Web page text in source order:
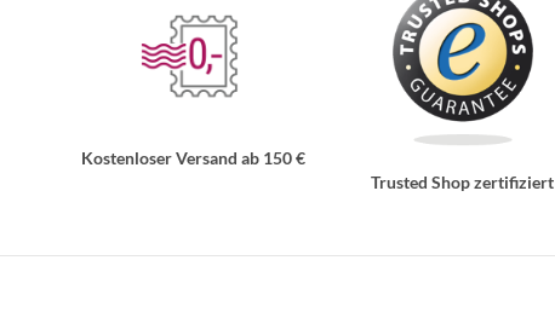
Kostenloser Versand ab 150 €
Trusted Shop zertifiziert